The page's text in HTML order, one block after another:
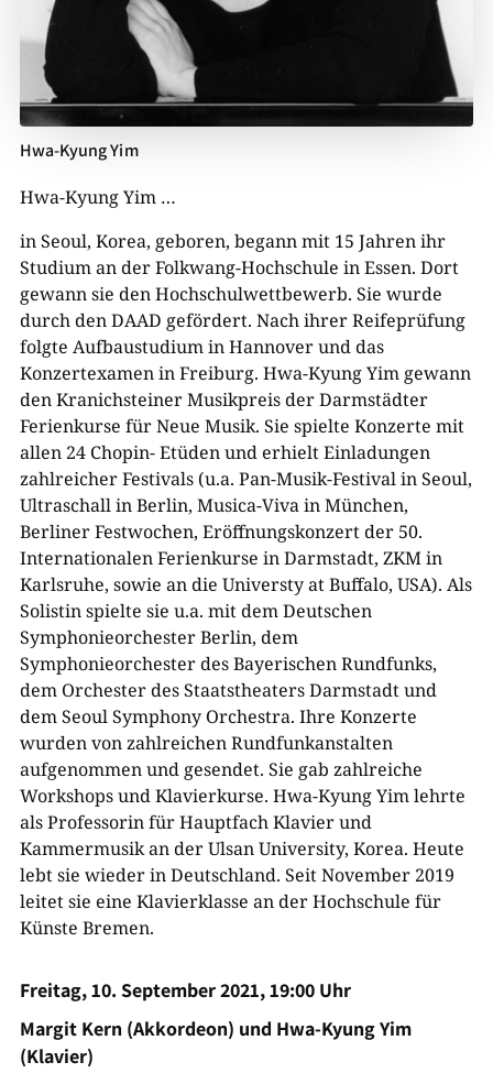
Hwa-Kyung Yim
Hwa-Kyung Yim …
in Seoul, Korea, geboren, begann mit 15 Jahren ihr
Studium an der Folkwang-Hochschule in Essen. Dort
gewann sie den Hochschulwettbewerb. Sie wurde
durch den DAAD gefördert. Nach ihrer Reifeprüfung
folgte Aufbaustudium in Hannover und das
Konzertexamen in Freiburg. Hwa-Kyung Yim gewann
den Kranichsteiner Musikpreis der Darmstädter
Ferienkurse für Neue Musik. Sie spielte Konzerte mit
allen 24 Chopin- Etüden und erhielt Einladungen
zahlreicher Festivals (u.a. Pan-Musik-Festival in Seoul,
Ultraschall in Berlin, Musica-Viva in München,
Berliner Festwochen, Eröffnungskonzert der 50.
Internationalen Ferienkurse in Darmstadt, ZKM in
Karlsruhe, sowie an die Universty at Buffalo, USA). Als
Solistin spielte sie u.a. mit dem Deutschen
Symphonieorchester Berlin, dem
Symphonieorchester des Bayerischen Rundfunks,
dem Orchester des Staatstheaters Darmstadt und
dem Seoul Symphony Orchestra. Ihre Konzerte
wurden von zahlreichen Rundfunkanstalten
aufgenommen und gesendet. Sie gab zahlreiche
Workshops und Klavierkurse. Hwa-Kyung Yim lehrte
als Professorin für Hauptfach Klavier und
Kammermusik an der Ulsan University, Korea. Heute
lebt sie wieder in Deutschland. Seit November 2019
leitet sie eine Klavierklasse an der Hochschule für
Künste Bremen.
Freitag, 10. September 2021, 19:00 Uhr
Margit Kern (Akkordeon) und Hwa-Kyung Yim
(Klavier)